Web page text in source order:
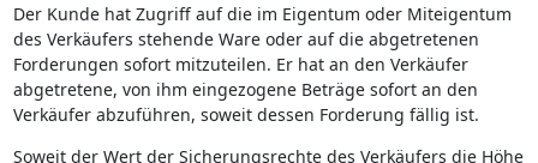
Der Kunde hat Zugriff auf die im Eigentum oder Miteigentum
des Verkäufers stehende Ware oder auf die abgetretenen
Forderungen sofort mitzuteilen. Er hat an den Verkäufer
abgetretene, von ihm eingezogene Beträge sofort an den
Verkäufer abzuführen, soweit dessen Forderung fällig ist.
Soweit der Wert der Sicherungsrechte des Verkäufers die Höhe